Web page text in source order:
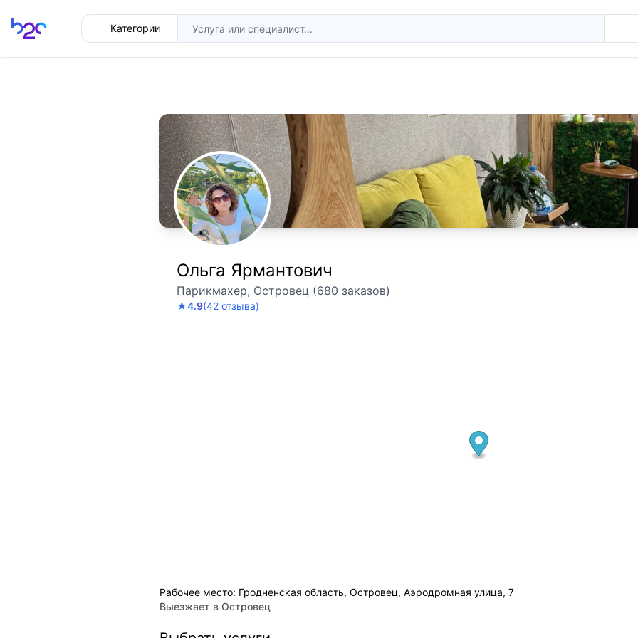
Главная Категории
Ольга Ярмантович
Парикмахер, Островец (680 заказов)
★4.9(42 отзыва)
Рабочее место: Гродненская область, Островец, Аэродромная улица, 7
Выезжает в Островец